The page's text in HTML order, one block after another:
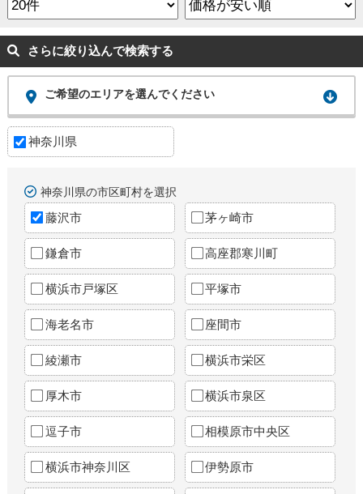
さらに絞り込んで検索する
ご希望のエリアを選んでください
神奈川県
神奈川県の市区町村を選択
藤沢市 茅ヶ崎市
鎌倉市 高座郡寒川町
横浜市戸塚区 平塚市
海老名市 座間市
綾瀬市 横浜市栄区
厚木市 横浜市泉区
逗子市 相模原市中央区
横浜市神奈川区 伊勢原市